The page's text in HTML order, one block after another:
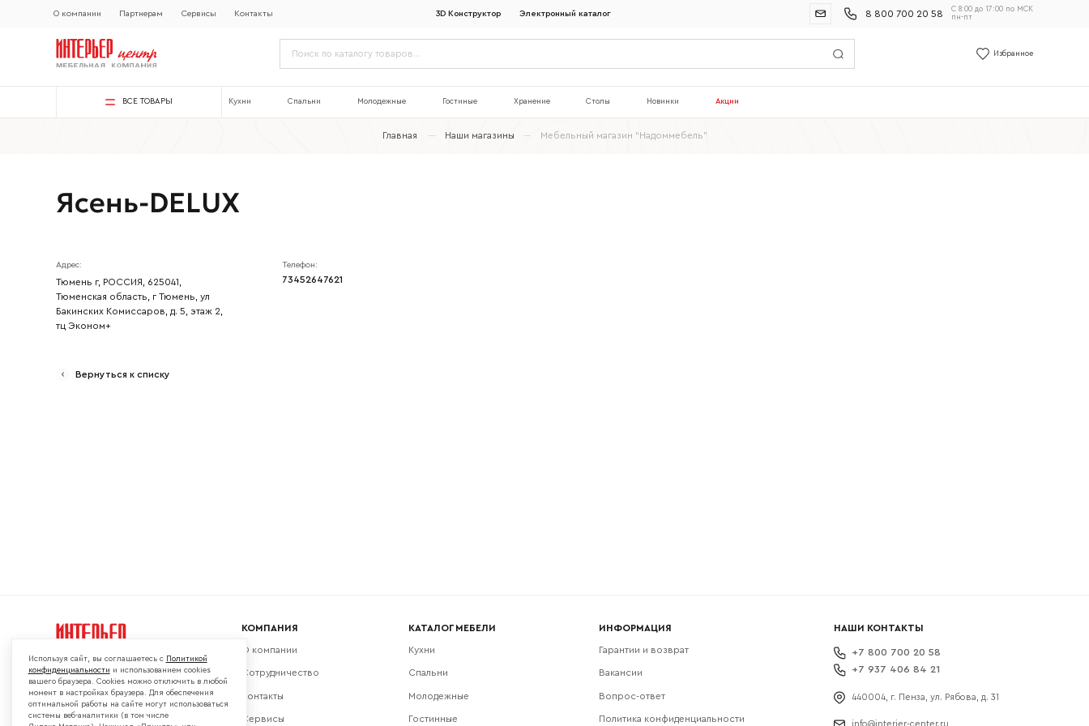
О компании Партнерам Сервисы Контакты 3D Конструктор Электронный каталог 8 800 700 20 58
С 8:00 до 17:00 по МСК
пн-пт
Избранное
ВСЕ ТОВАРЫ Кухни Спальни Молодежные Гостиные Хранение Столы Новинки Акции
Главная Наши магазины Мебельный магазин “Надоммебель”
Ясень-DELUX
Адрес:
Тюмень г, РОССИЯ, 625041,
Тюменская область, г Тюмень, ул
Бакинских Комиссаров, д. 5, этаж 2,
тц Эконом+
Телефон:
73452647621
Вернуться к списку
Мы в социальных сетях:
КОМПАНИЯ
О компании
Сотрудничество
Контакты
Сервисы
КАТАЛОГ МЕБЕЛИ
Кухни
Спальни
Молодежные
Гостинные
ИНФОРМАЦИЯ
Гарантии и возврат
Вакансии
Вопрос-ответ
Политика конфиденциальности
НАШИ КОНТАКТЫ
+7 800 700 20 58
+7 937 406 84 21
440004, г. Пенза, ул. Рябова, д. 31
info@interier-center.ru
Используя сайт, вы соглашаетесь с Политикой
конфиденциальности и использованием cookies
вашего браузера. Cookies можно отключить в любой
момент в настройках браузера. Для обеспечения
оптимальной работы на сайте могут использоваться
системы веб-аналитики (в том числе